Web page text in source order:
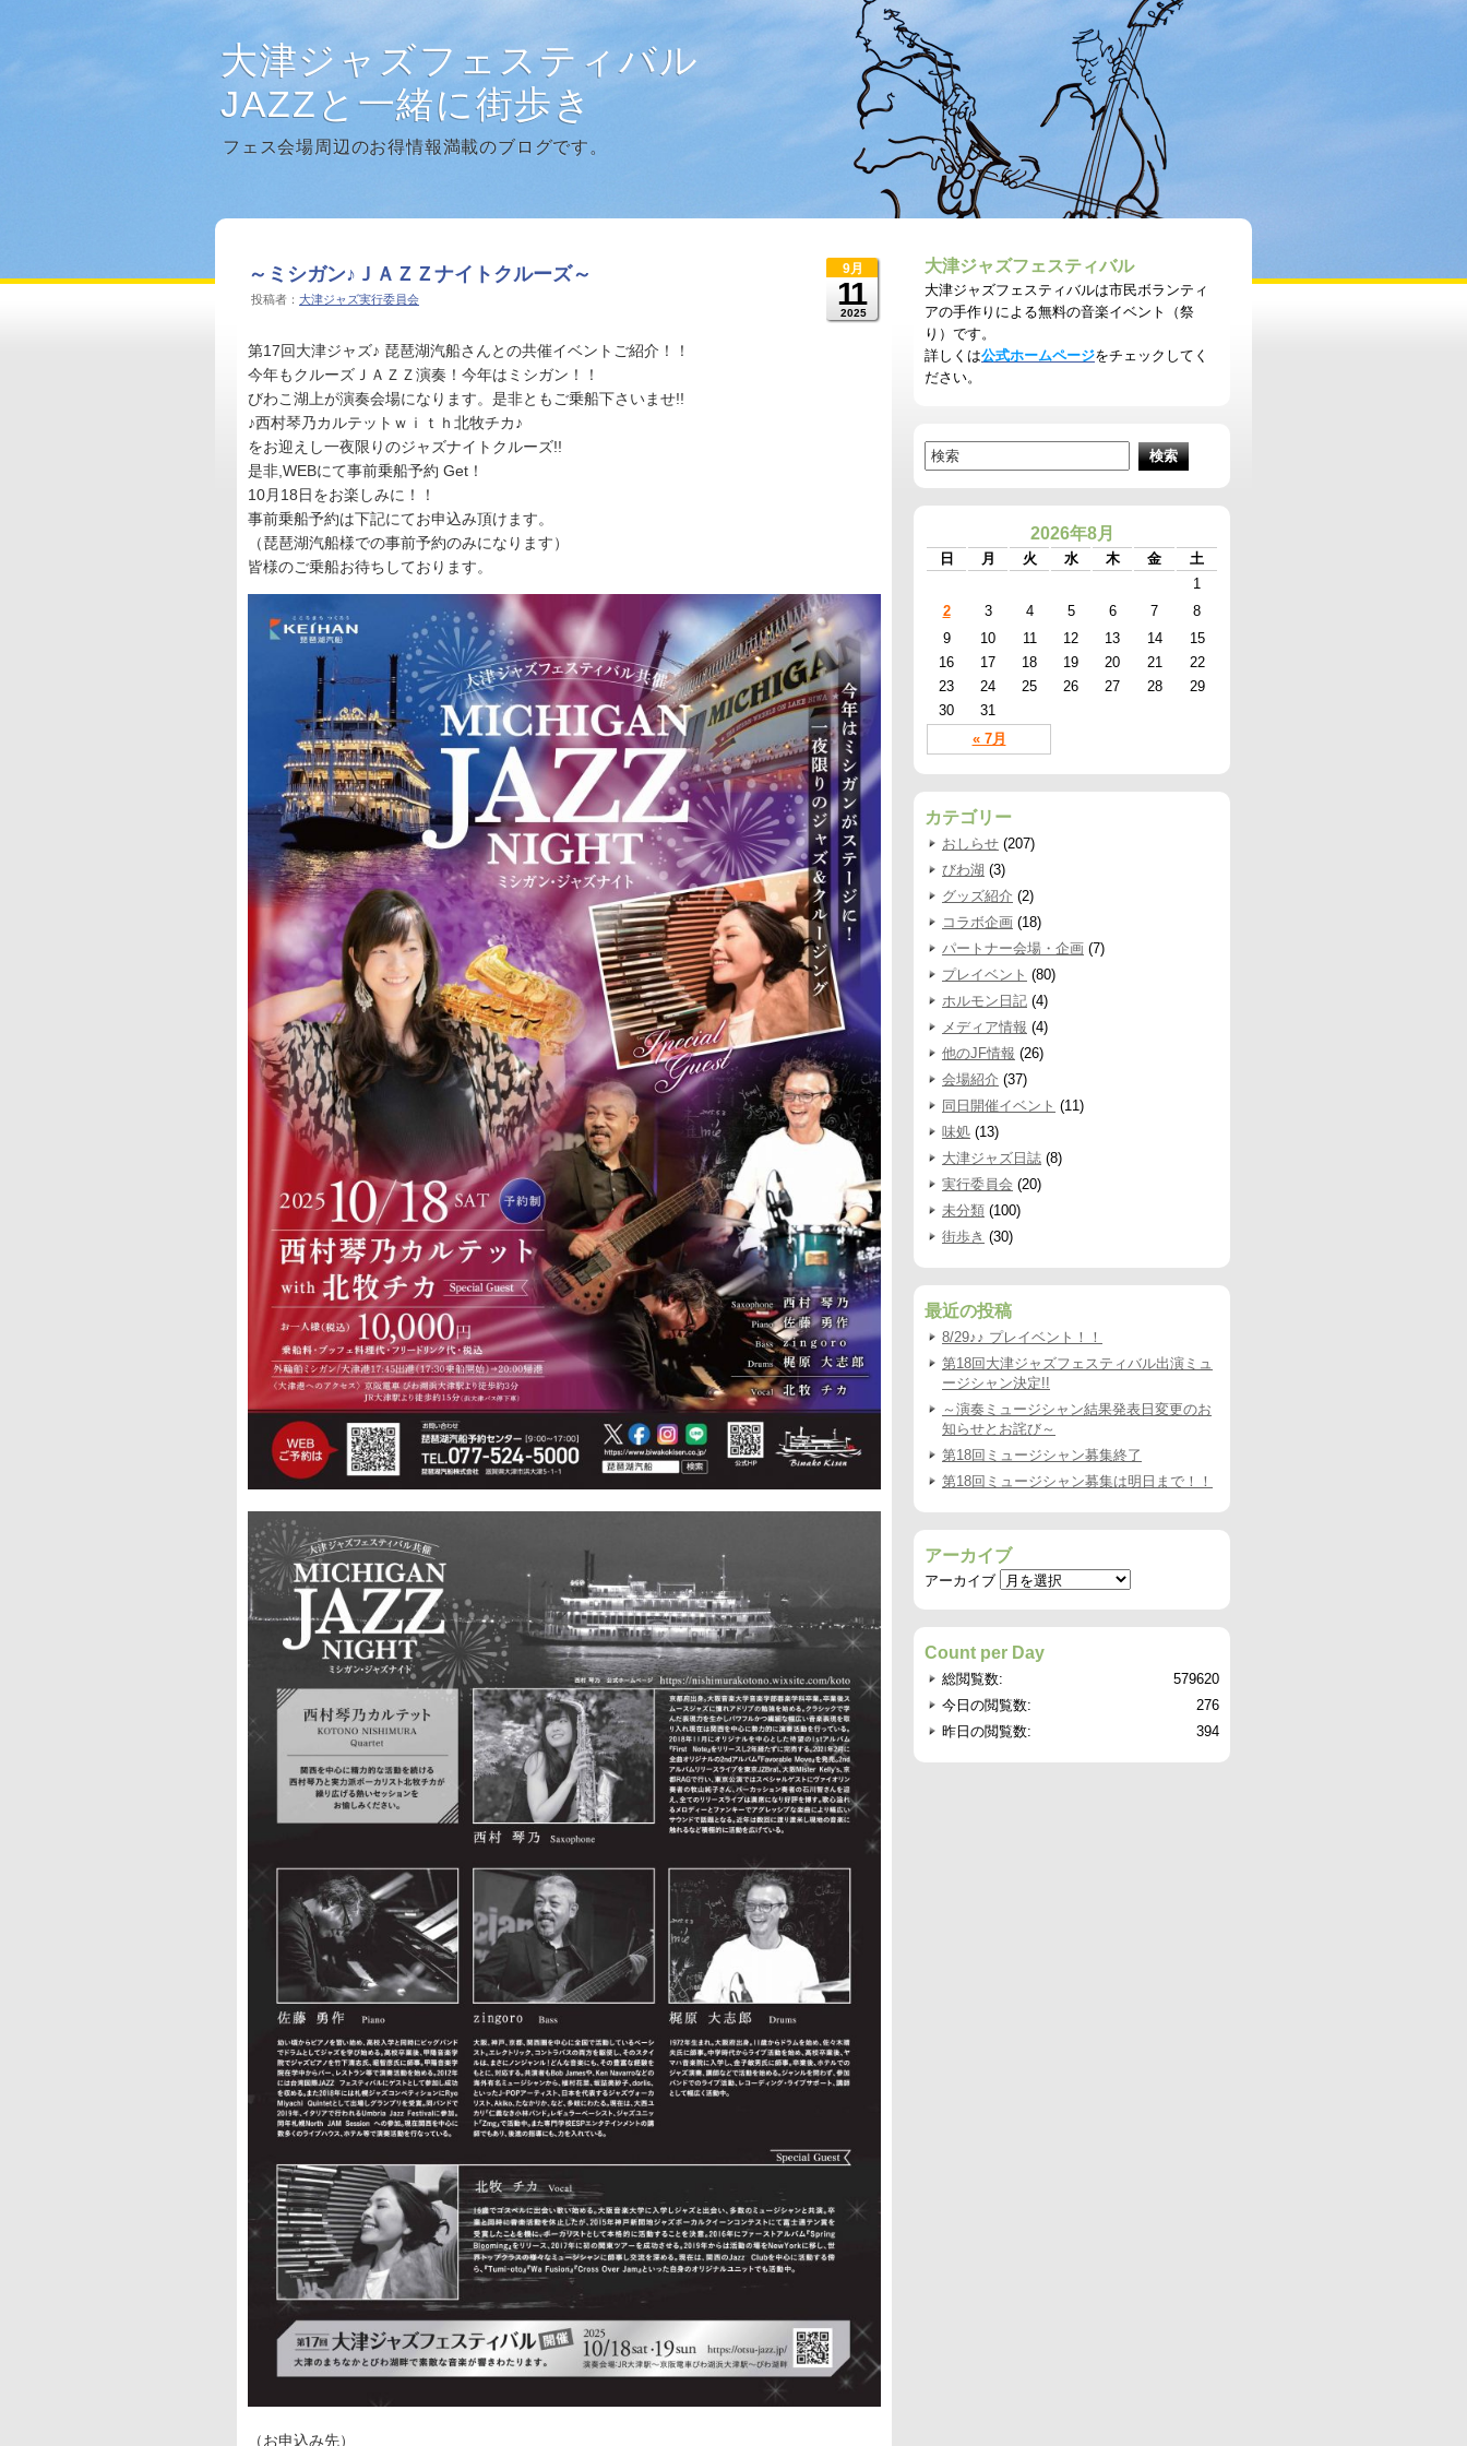
大津ジャズフェスティバル
JAZZと一緒に街歩き
フェス会場周辺のお得情報満載のブログです。
9月
11
2025
～ミシガン♪ＪＡＺＺナイトクルーズ～
投稿者： 大津ジャズ実行委員会
第17回大津ジャズ♪ 琵琶湖汽船さんとの共催イベントご紹介！！
今年もクルーズＪＡＺＺ演奏！今年はミシガン！！
びわこ湖上が演奏会場になります。是非ともご乗船下さいませ!!
♪西村琴乃カルテットｗｉｔｈ北牧チカ♪
をお迎えし一夜限りのジャズナイトクルーズ!!
是非,WEBにて事前乗船予約 Get！
10月18日をお楽しみに！！
事前乗船予約は下記にてお申込み頂けます。
（琵琶湖汽船様での事前予約のみになります）
皆様のご乗船お待ちしております。
（お申込み先）
大津ジャズフェスティバル
大津ジャズフェスティバルは市民ボランティ
アの手作りによる無料の音楽イベント（祭
り）です。
詳しくは公式ホームページをチェックしてく
ださい。
2026年8月
日 月 火 水 木 金 土
« 7月
1
2
3 4 5 6 7
8
9
10 11 12 13 14
15
16
17 18 19 20 21
22
23
24 25 26 27 28
29
30
31
カテゴリー
おしらせ (207)
びわ湖 (3)
グッズ紹介 (2)
コラボ企画 (18)
パートナー会場・企画 (7)
プレイベント (80)
ホルモン日記 (4)
メディア情報 (4)
他のJF情報 (26)
会場紹介 (37)
同日開催イベント (11)
味処 (13)
大津ジャズ日誌 (8)
実行委員会 (20)
未分類 (100)
街歩き (30)
最近の投稿
8/29♪♪ プレイベント！！
第18回大津ジャズフェスティバル出演ミュ
ージシャン決定!!
～演奏ミュージシャン結果発表日変更のお
知らせとお詫び～
第18回ミュージシャン募集終了
第18回ミュージシャン募集は明日まで！！
アーカイブ
アーカイブ
Count per Day
579620
総閲覧数:
276
今日の閲覧数:
394
昨日の閲覧数: